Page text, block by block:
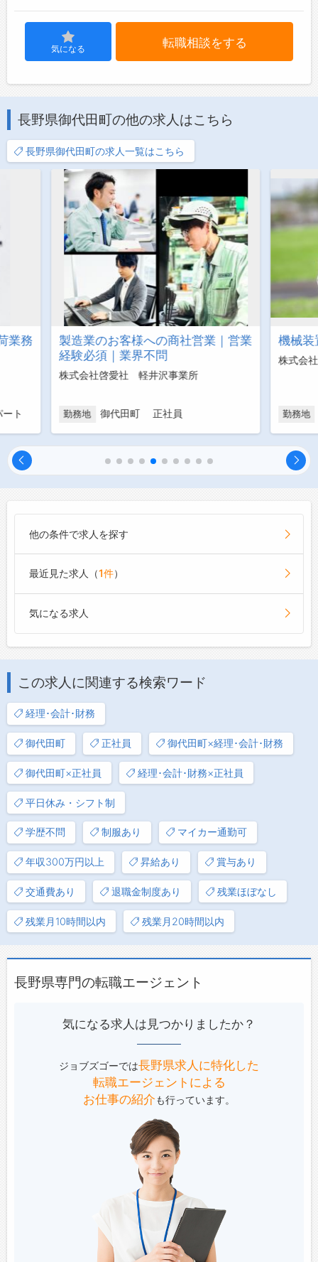
気になる 転職相談をする
長野県御代田町の他の求人はこちら
長野県御代田町の求人一覧はこちら
営業 機械装置の配線部分の組立
株式会社ヒューマンインデックス
勤務地 御代田町 派遣社員
肥料
操作
勤務地
他の条件で求人を探す
最近見た求人（1件）
気になる求人
この求人に関連する検索ワード
経理･会計･財務
御代田町 正社員 御代田町×経理･会計･財務
御代田町×正社員 経理･会計･財務×正社員
平日休み・シフト制
学歴不問 制服あり マイカー通勤可
年収300万円以上 昇給あり 賞与あり
交通費あり 退職金制度あり 残業ほぼなし
残業月10時間以内 残業月20時間以内
長野県専門の転職エージェント
気になる求人は見つかりましたか？
ジョブズゴーでは長野県求人に特化した
転職エージェントによる
お仕事の紹介も行っています。